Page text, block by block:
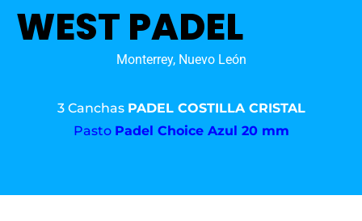
WEST PADEL
Monterrey, Nuevo León
3 Canchas PADEL COSTILLA CRISTAL
Pasto Padel Choice Azul 20 mm